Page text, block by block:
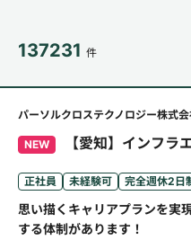
137231 件
パーソルクロステクノロジー株式
NEW 【愛知】インフラ
正社員 未経験可 完全週休2日
思い描くキャリアプランを実
する体制があります！